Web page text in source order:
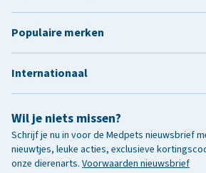
Wil je niets missen?
Schrijf je nu in voor de Medpets nieuwsbrief
nieuwtjes, leuke acties, exclusieve
onze dierenarts. Voorwaarden nieuwsbrief
Populaire merken
Internationaal